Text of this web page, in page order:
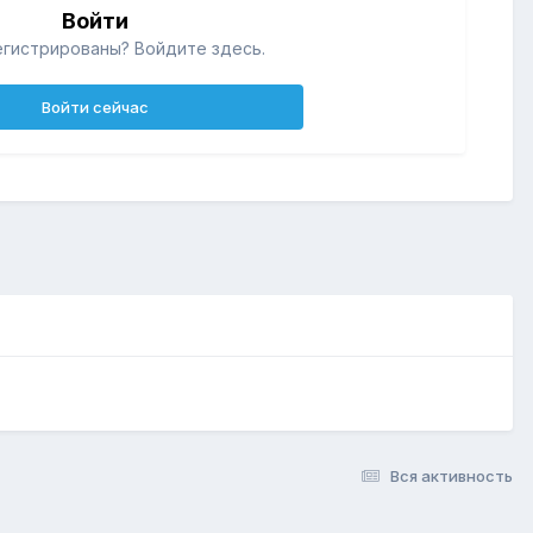
Войти
Войдите здесь.
Войти сейчас
Вся активность